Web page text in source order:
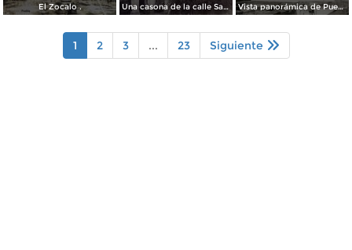
El Zocalo . Una casona de la calle Santa Ines # 5 ( Fechada el 5 de Mayo de 1892 ). Vista panorámica de Puebla, con volcanes Popocatépetl (izq.) e Iztaccíhuatl (der.)
1 2 3 ... 23 Siguiente